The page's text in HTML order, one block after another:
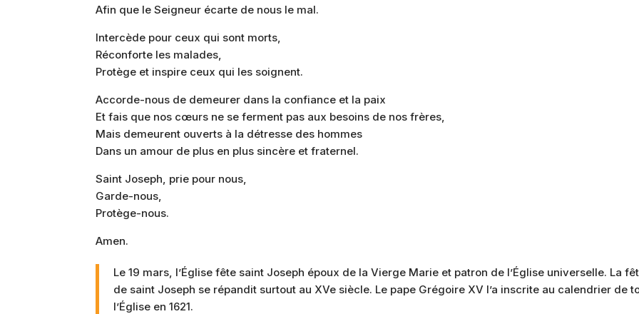
Afin que le Seigneur écarte de nous le mal.
Intercède pour ceux qui sont morts,
Réconforte les malades,
Protège et inspire ceux qui les soignent.
Accorde-nous de demeurer dans la confiance et la paix
Et fais que nos cœurs ne se ferment pas aux besoins de nos frères,
Mais demeurent ouverts à la détresse des hommes
Dans un amour de plus en plus sincère et fraternel.
Saint Joseph, prie pour nous,
Garde-nous,
Protège-nous.
Amen.
Le 19 mars, l’Église fête saint Joseph époux de la Vierge Marie et patron de l’Église universelle. La
de saint Joseph se répandit surtout au XVe siècle. Le pape Grégoire XV l’a inscrite au calendrier de
l’Église en 1621.